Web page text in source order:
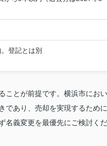
登記とは別
ことが前提です。横浜市におい
であり、売却を実現するために
名義変更を最優先にご検討くだ